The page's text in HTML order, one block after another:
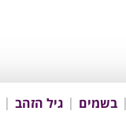
בשמים גיל הזהב